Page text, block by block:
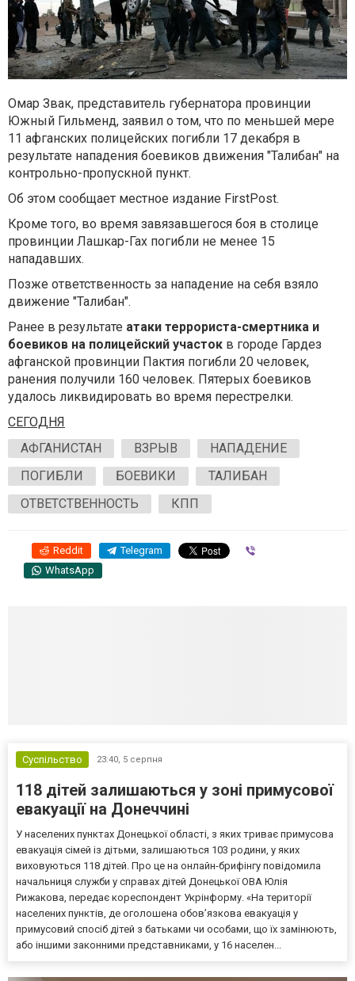
Омар Звак, представитель губернатора провинции
Южный Гильменд, заявил о том, что по меньшей мере
11 афганских полицейских погибли 17 декабря в
результате нападения боевиков движения "Талибан" на
контрольно-пропускной пункт.
Об этом сообщает местное издание FirstPost.
Кроме того, во время завязавшегося боя в столице
провинции Лашкар-Гах погибли не менее 15
нападавших.
Позже ответственность за нападение на себя взяло
движение "Талибан".
Ранее в результате атаки террориста-смертника и
боевиков на полицейский участок в городе Гардез
афганской провинции Пактия погибли 20 человек,
ранения получили 160 человек. Пятерых боевиков
удалось ликвидировать во время перестрелки.
СЕГОДНЯ
АФГАНИСТАН
ВЗРЫВ
НАПАДЕНИЕ
ПОГИБЛИ
БОЕВИКИ
ТАЛИБАН
ОТВЕТСТВЕННОСТЬ
КПП
Reddit Telegram
WhatsApp
Суспільство 23:40, 5 серпня
118 дітей залишаються у зоні примусової
евакуації на Донеччині
У населених пунктах Донецької області, з яких триває примусова
евакуація сімей із дітьми, залишаються 103 родини, у яких
виховуються 118 дітей. Про це на онлайн-брифінгу повідомила
начальниця служби у справах дітей Донецької ОВА Юлія
Рижакова, передає кореспондент Укрінформу. «На території
населених пунктів, де оголошена обов’язкова евакуація у
примусовий спосіб дітей з батьками чи особами, що їх замінюють,
або іншими законними представниками, у 16 населен...